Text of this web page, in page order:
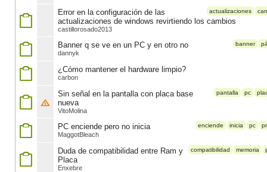
actualizaciones
Error en la configuración de las
actualizaciones de windows revirtiendo los cambios
castillorosado2013
banner
Banner q se ve en un PC y en otro no
dannyk
¿Cómo mantener el hardware limpio?
carbon
pantalla pc
Sin señal en la pantalla con placa base
nueva
VitoMolina
enciende inicia pc
PC enciende pero no inicia
MaggotBleach
compatibilidad memoria
Duda de compatibilidad entre Ram y
Placa
Enxebre